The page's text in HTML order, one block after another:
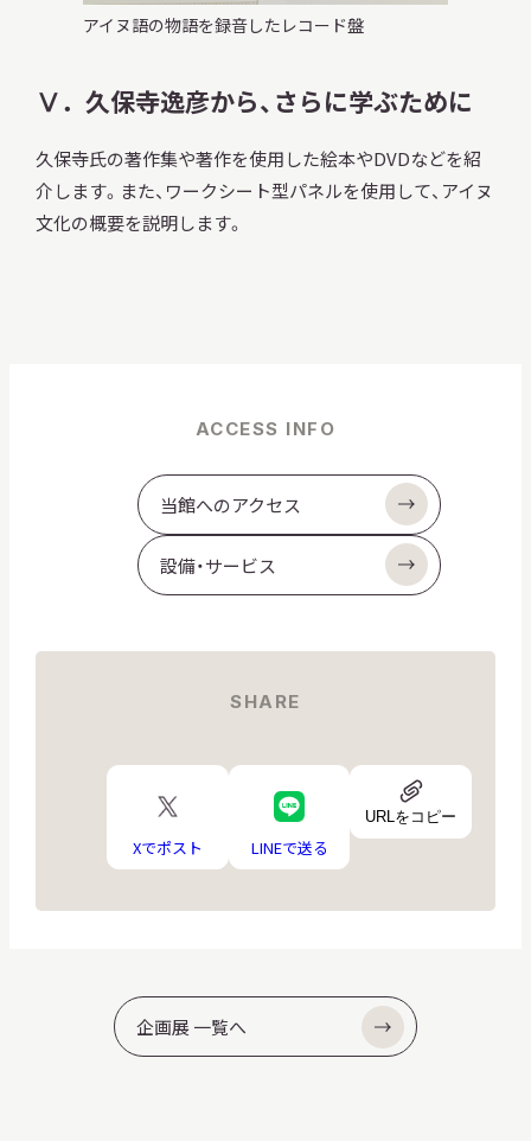
アイヌ語の物語を録音したレコード盤
Ⅴ．久保寺逸彦から、さらに学ぶために
久保寺氏の著作集や著作を使用した絵本やDVDなどを紹
介します。また、ワークシート型パネルを使用して、アイヌ
文化の概要を説明します。
ACCESS INFO
当館へのアクセス
設備・サービス
SHARE
X
ロ
ゴ
Xでポスト
LINE
ロ
ゴ
LINEで送る
URL
イ
URLをコピー
企画展 一覧へ